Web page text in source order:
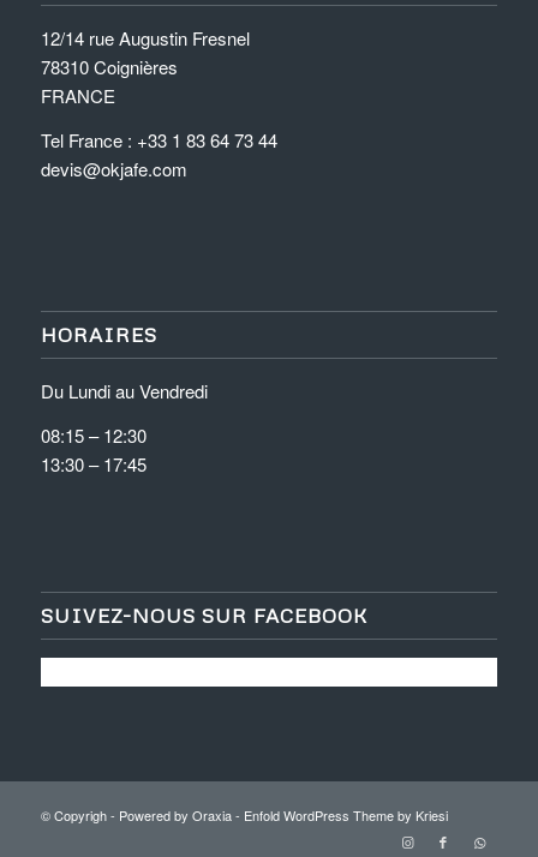
12/14 rue Augustin Fresnel
78310 Coignières
FRANCE
Tel France : +33 1 83 64 73 44
devis@okjafe.com
HORAIRES
Du Lundi au Vendredi
08:15 – 12:30
13:30 – 17:45
SUIVEZ-NOUS SUR FACEBOOK
© Copyrigh - Powered by Oraxia - Enfold WordPress Theme by Kriesi